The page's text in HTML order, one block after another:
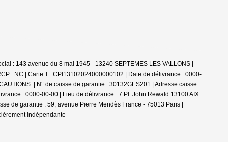
: 143 avenue du 8 mai 1945 - 13240 SEPTEMES LES VALLONS |
: NC | Carte T : CPl13102024000000102 | Date de délivrance : 0000-
| N° de caisse de garantie : 30132GES201 | Adresse caisse
: 0000-00-00 | Lieu de délivrance : 7 Pl. John Rewald 13100 AIX
de garantie : 59, avenue Pierre Mendès France - 75013 Paris |
indépendante